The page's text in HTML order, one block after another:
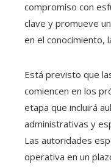
compromiso con
clave y promueve
en el conocimiento,
Está previsto que
comiencen en los
etapa que incluirá
administrativas y
Las autoridades
operativa en un